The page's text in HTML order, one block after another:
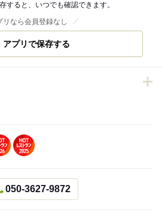
すると、いつでも確認できます。
リなら会員登録なし
アプリで保存する
050-3627-9872